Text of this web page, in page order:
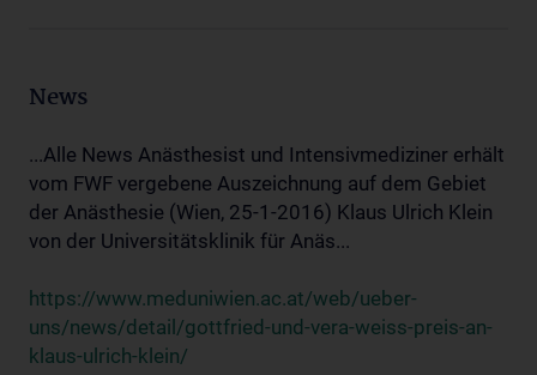
News
...Alle News Anästhesist und Intensivmediziner erhält
vom FWF vergebene Auszeichnung auf dem Gebiet
der Anästhesie (Wien, 25-1-2016) Klaus Ulrich Klein
von der Universitätsklinik für Anäs...
https://www.meduniwien.ac.at/web/ueber-
uns/news/detail/gottfried-und-vera-weiss-preis-an-
klaus-ulrich-klein/